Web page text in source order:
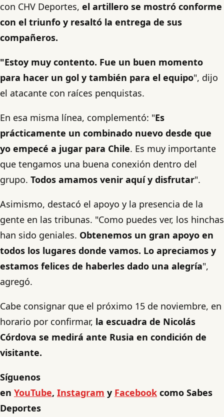
con CHV Deportes, el artillero se mostró conforme
con el triunfo y resaltó la entrega de sus
compañeros.
"Estoy muy contento. Fue un buen momento
para hacer un gol y también para el equipo", dijo
el atacante con raíces penquistas.
En esa misma línea, complementó: "Es
prácticamente un combinado nuevo desde que
yo empecé a jugar para Chile. Es muy importante
que tengamos una buena conexión dentro del
grupo. Todos amamos venir aquí y disfrutar".
Asimismo, destacó el apoyo y la presencia de la
gente en las tribunas. "Como puedes ver, los hinchas
han sido geniales. Obtenemos un gran apoyo en
todos los lugares donde vamos. Lo apreciamos y
estamos felices de haberles dado una alegría",
agregó.
Cabe consignar que el próximo 15 de noviembre, en
horario por confirmar, la escuadra de Nicolás
Córdova se medirá ante Rusia en condición de
visitante.
Síguenos
en YouTube, Instagram y Facebook como Sabes
Deportes